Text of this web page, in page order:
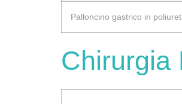
Palloncino gastrico in
Chirurgia